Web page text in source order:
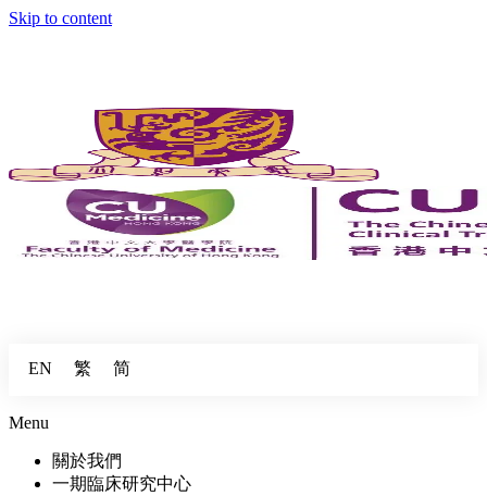
Skip to content
EN 繁 简
Menu
關於我們
一期臨床研究中心